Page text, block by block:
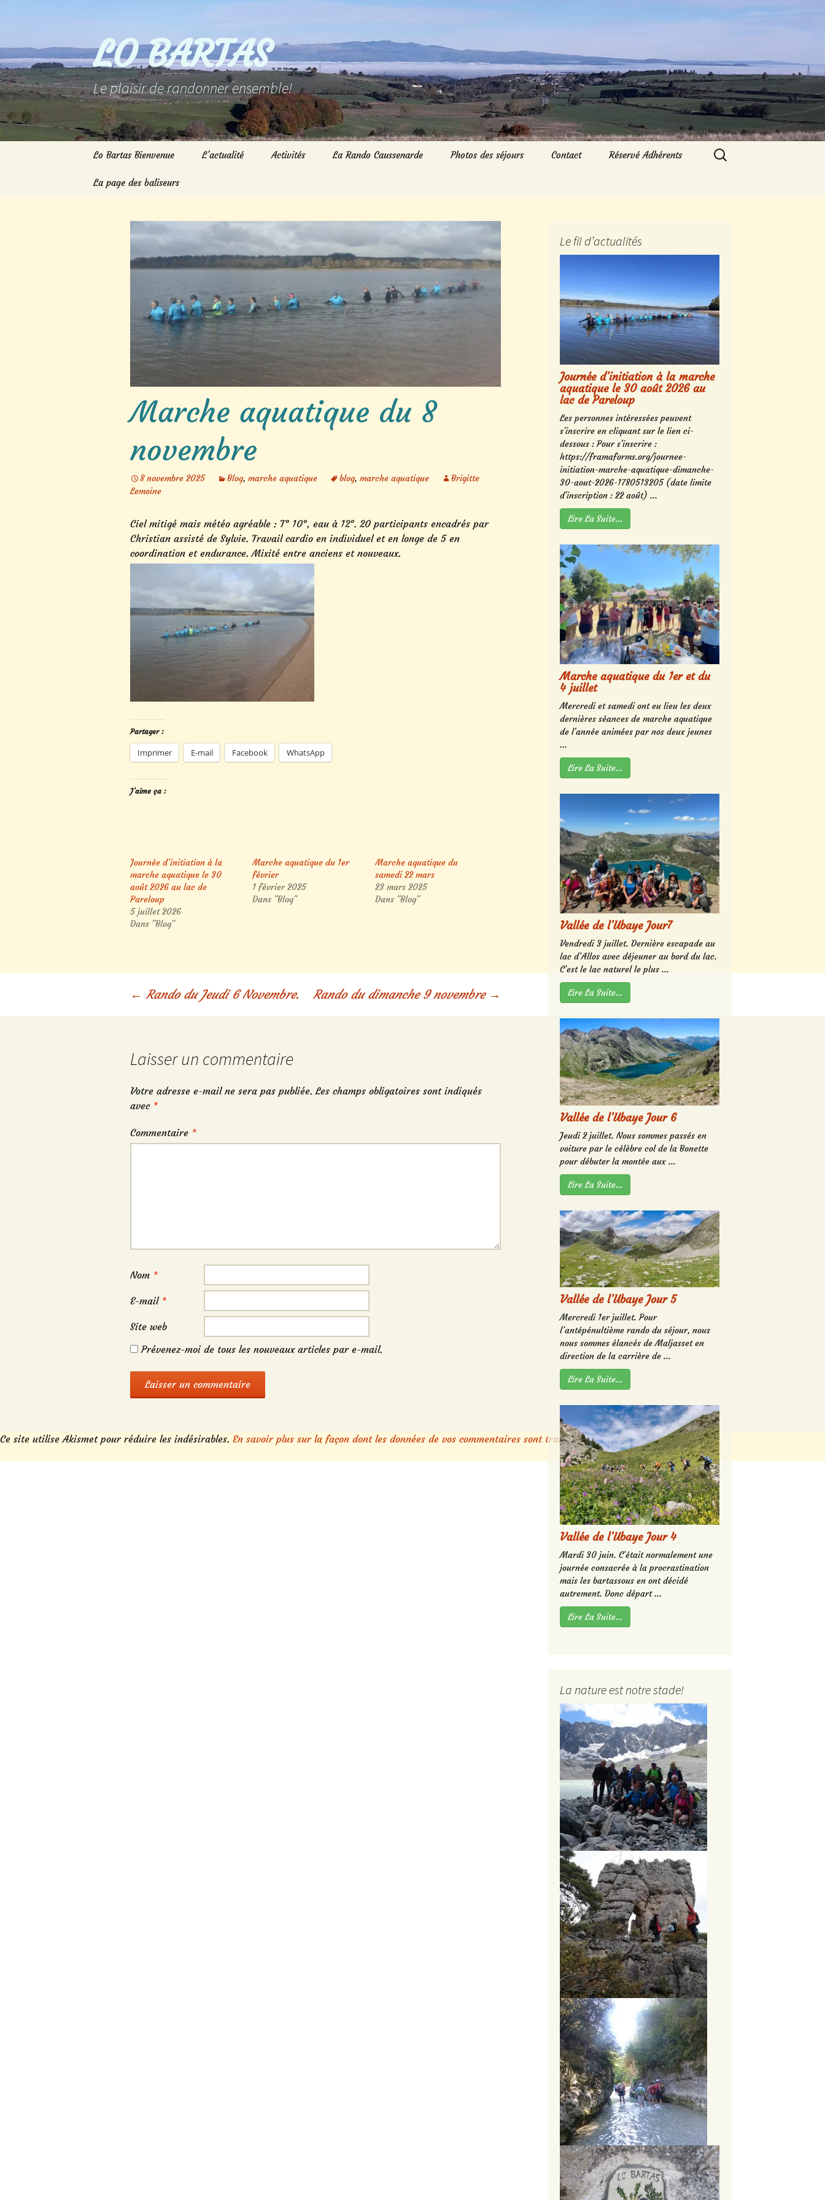
LO BARTAS
Le plaisir de randonner ensemble!
Lo Bartas Bienvenue L’actualité Activités
Marche nordique
Marche aquatique
Séjours 2026
La Rando Caussenarde Photos des séjours Contact Réservé Adhérents
La page des baliseurs
Rechercher :
Marche aquatique du 8
novembre
8 novembre 2025 Blog, marche aquatique blog, marche aquatique
Brigitte
Lemoine
Ciel mitigé mais météo agréable : T° 10°, eau à 12°. 20 participants encadrés par
Christian assisté de Sylvie. Travail cardio en individuel et en longe de 5 en
coordination et endurance. Mixité entre anciens et nouveaux.
Partager :
Imprimer E-mail Facebook WhatsApp
J’aime ça :
Journée d’initiation à la
marche aquatique le 30
août 2026 au lac de
Pareloup
5 juillet 2026
Dans "Blog"
Marche aquatique du 1er
février
1 février 2025
Dans "Blog"
Marche aquatique du
samedi 22 mars
23 mars 2025
Dans "Blog"
Navigation
← Rando du Jeudi 6 Novembre. Rando du dimanche 9 novembre →
Laisser un commentaire
Votre adresse e-mail ne sera pas publiée. Les champs obligatoires sont indiqués
avec *
Commentaire *
Nom *
E-mail *
Site web
Prévenez-moi de tous les nouveaux articles par e-mail.
Ce site utilise Akismet pour réduire les indésirables. En savoir plus sur la façon dont les données de vos commentaires sont traitées.
Le fil d’actualités
Journée d’initiation à la marche
aquatique le 30 août 2026 au
lac de Pareloup
Les personnes intéressées peuvent
s'inscrire en cliquant sur le lien ci-
dessous : Pour s'inscrire :
https://framaforms.org/journee-
initiation-marche-aquatique-dimanche-
30-aout-2026-1780513205 (date limite
d'inscription : 22 août) ...
Lire La Suite…
Marche aquatique du 1er et du
4 juillet
Mercredi et samedi ont eu lieu les deux
dernières séances de marche aquatique
de l'année animées par nos deux jeunes
...
Lire La Suite…
Vallée de l’Ubaye Jour7
Vendredi 3 juillet. Dernière escapade au
lac d’Allos avec déjeuner au bord du lac.
C’est le lac naturel le plus ...
Lire La Suite…
Vallée de l’Ubaye Jour 6
Jeudi 2 juillet. Nous sommes passés en
voiture par le célèbre col de la Bonette
pour débuter la montée aux ...
Lire La Suite…
Vallée de l’Ubaye Jour 5
Mercredi 1er juillet. Pour
l’antépénultième rando du séjour, nous
nous sommes élancés de Maljasset en
direction de la carrière de ...
Lire La Suite…
Vallée de l’Ubaye Jour 4
Mardi 30 juin. C’était normalement une
journée consacrée à la procrastination
mais les bartassous en ont décidé
autrement. Donc départ ...
Lire La Suite…
La nature est notre stade!